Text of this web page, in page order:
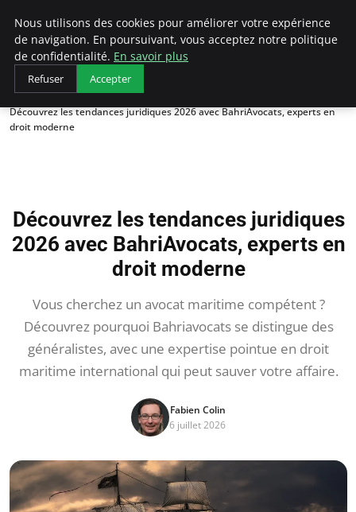
AIESEC France
Accueil
Découvrez les tendances juridiques 2026 avec BahriAvocats, experts en
droit moderne
Découvrez les tendances juridiques
2026 avec BahriAvocats, experts en
droit moderne
Vous cherchez un avocat maritime compétent ?
Découvrez pourquoi Bahriavocats se distingue des
généralistes, avec une expertise pointue en droit
maritime international qui peut sauver votre affaire.
Fabien Colin
6 juillet 2026
Nous utilisons des cookies pour améliorer votre expérience
de navigation. En poursuivant, vous acceptez notre politique
de confidentialité. En savoir plus
Refuser Accepter